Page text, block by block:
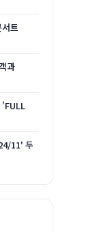
트
과
'FULL
11' 두